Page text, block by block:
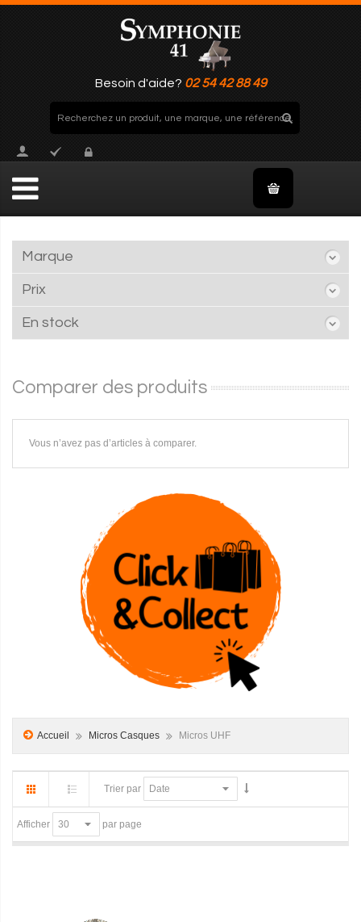
Besoin d'aide? 02 54 42 88 49
Marque
Prix
En stock
Comparer des produits
Vous n’avez pas d’articles à comparer.
Accueil Micros Casques Micros UHF
Trier par
Afficher par page